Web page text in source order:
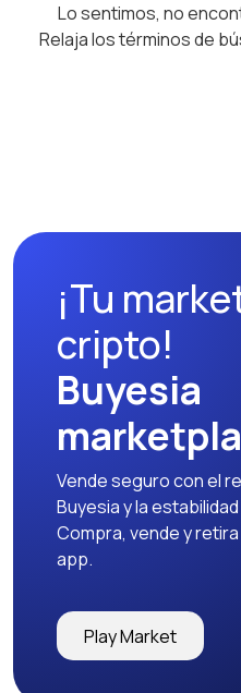
Lo sentimos, no
Relaja los términos de
¡Tu
cripto!
Buyesia
Vende seguro con el
Buyesia y la
Compra, vende y
app.
Play Market